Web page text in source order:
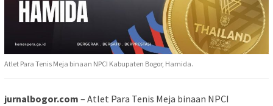
Atlet Para Tenis Meja binaan NPCI Kabupaten Bogor, Hamida.
jurnalbogor.com – Atlet Para Tenis Meja binaan NPCI